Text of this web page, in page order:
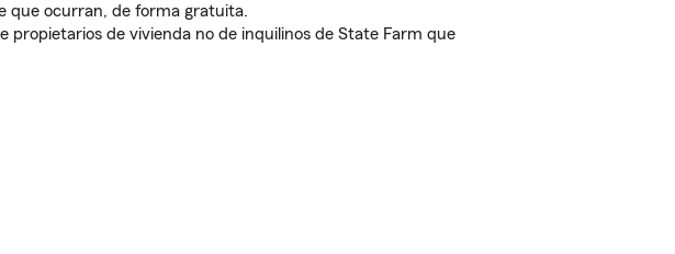
que ocurran, de forma gratuita.
propietarios de vivienda no de inquilinos de State Farm que